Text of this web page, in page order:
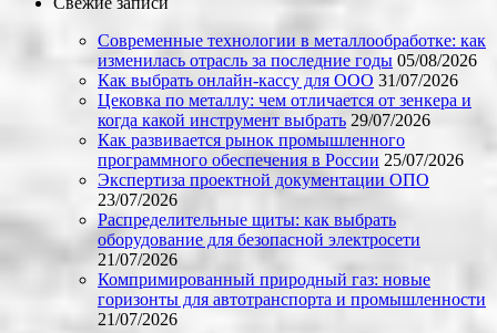
Современные технологии в металлообработке: как
изменилась отрасль за последние годы 05/08/2026
Как выбрать онлайн-кассу для ООО 31/07/2026
Цековка по металлу: чем отличается от зенкера и
когда какой инструмент выбрать 29/07/2026
Как развивается рынок промышленного
программного обеспечения в России 25/07/2026
Экспертиза проектной документации ОПО
23/07/2026
Распределительные щиты: как выбрать
оборудование для безопасной электросети
21/07/2026
Компримированный природный газ: новые
горизонты для автотранспорта и промышленности
21/07/2026